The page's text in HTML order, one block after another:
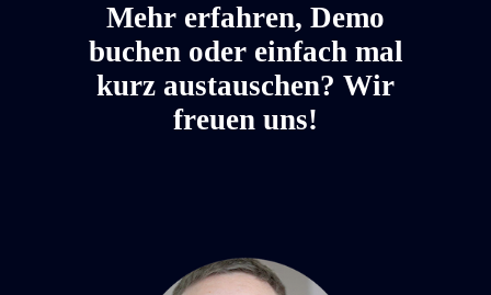
Mehr erfahren, Demo
buchen oder einfach mal
kurz austauschen? Wir
freuen uns!